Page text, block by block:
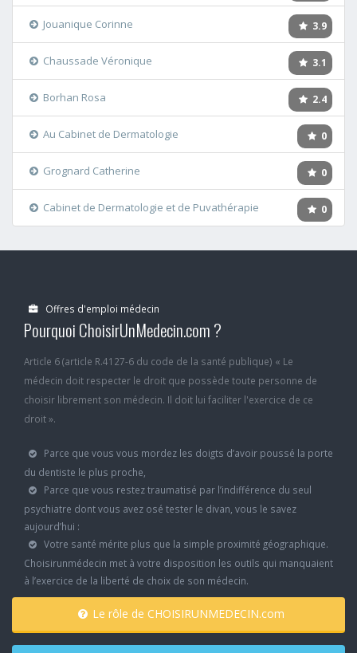
3.9
Jouanique Corinne
3.1
Chaussade Véronique
2.4
Borhan Rosa
0
Au Cabinet de Dermatologie
0
Grognard Catherine
0
Cabinet de Dermatologie et de Puvathérapie
Offres d'emploi médecin
Pourquoi ChoisirUnMedecin.com ?
Article 6 (article R.4127-6 du code de la santé publique) « Le
médecin doit respecter le droit que possède toute personne de
choisir librement son médecin. Il doit lui faciliter l'exercice de ce
droit ».
Parce que vous vous mordez les doigts d’avoir poussé la porte
du dentiste le plus proche,
Parce que vous restez traumatisé par l’indifférence du seul
psychiatre dont vous avez osé tester le divan, vous le savez
aujourd’hui :
Votre santé mérite plus que la simple proximité géographique.
Choisirunmédecin met à votre disposition les outils qui manquaient
à l’exercice de la liberté de choix de son médecin.
Le rôle de CHOISIRUNMEDECIN.com